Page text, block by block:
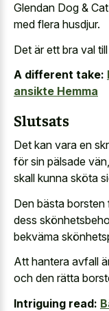
Glendan Dog &
med flera husdjur.
Det är ett bra val
A different take:
ansikte Hemma
Slutsats
Det kan vara en
för sin pälsade
skall kunna sköta
Den bästa borsten
dess
bekväma
Att hantera avfall
och den rätta
Intriguing read: